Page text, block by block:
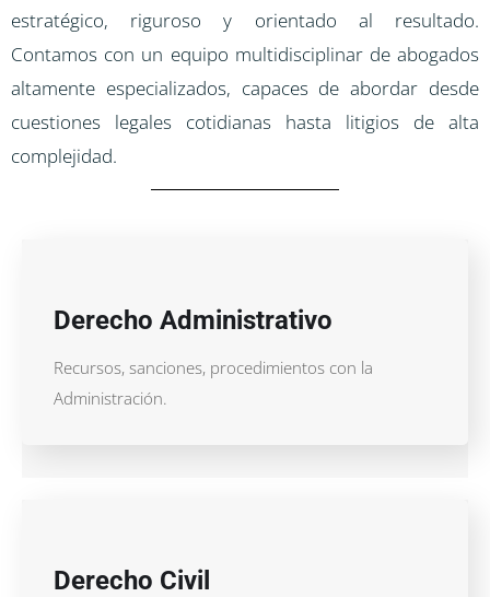
estratégico, riguroso y orientado al resultado.
Contamos con un equipo multidisciplinar de abogados
altamente especializados, capaces de abordar desde
cuestiones legales cotidianas hasta litigios de alta
complejidad.
Derecho Administrativo
Recursos, sanciones, procedimientos con la
Administración.
Derecho Civil